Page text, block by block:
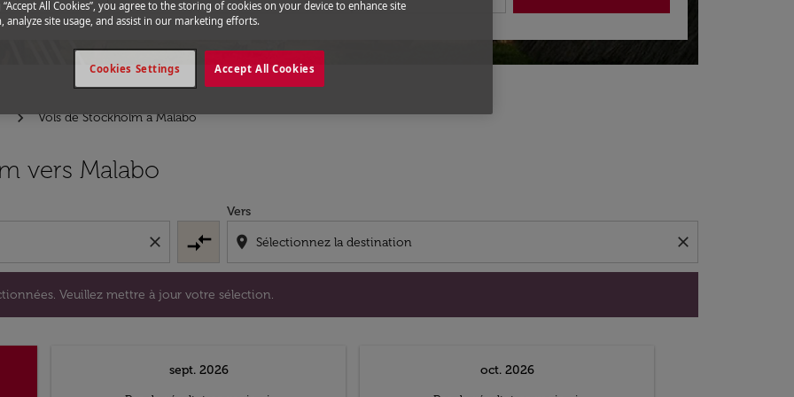
Vols de Stockholm a Malabo
vers Malabo
close compare_arrows
Vers
location_on close
Veuillez mettre à jour votre sélection.
Veuillez mettre à jour votre sélection.
sept. 2026
oct. 2026
“Accept All Cookies”, you agree to the storing of cookies on your device to enhance site
analyze site usage, and assist in our marketing efforts.
Accept All Cookies
Cookies Settings